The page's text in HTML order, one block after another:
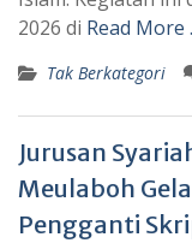
2026 di Read More
Tak Berkategori
Jurusan
Meulaboh
Pengganti